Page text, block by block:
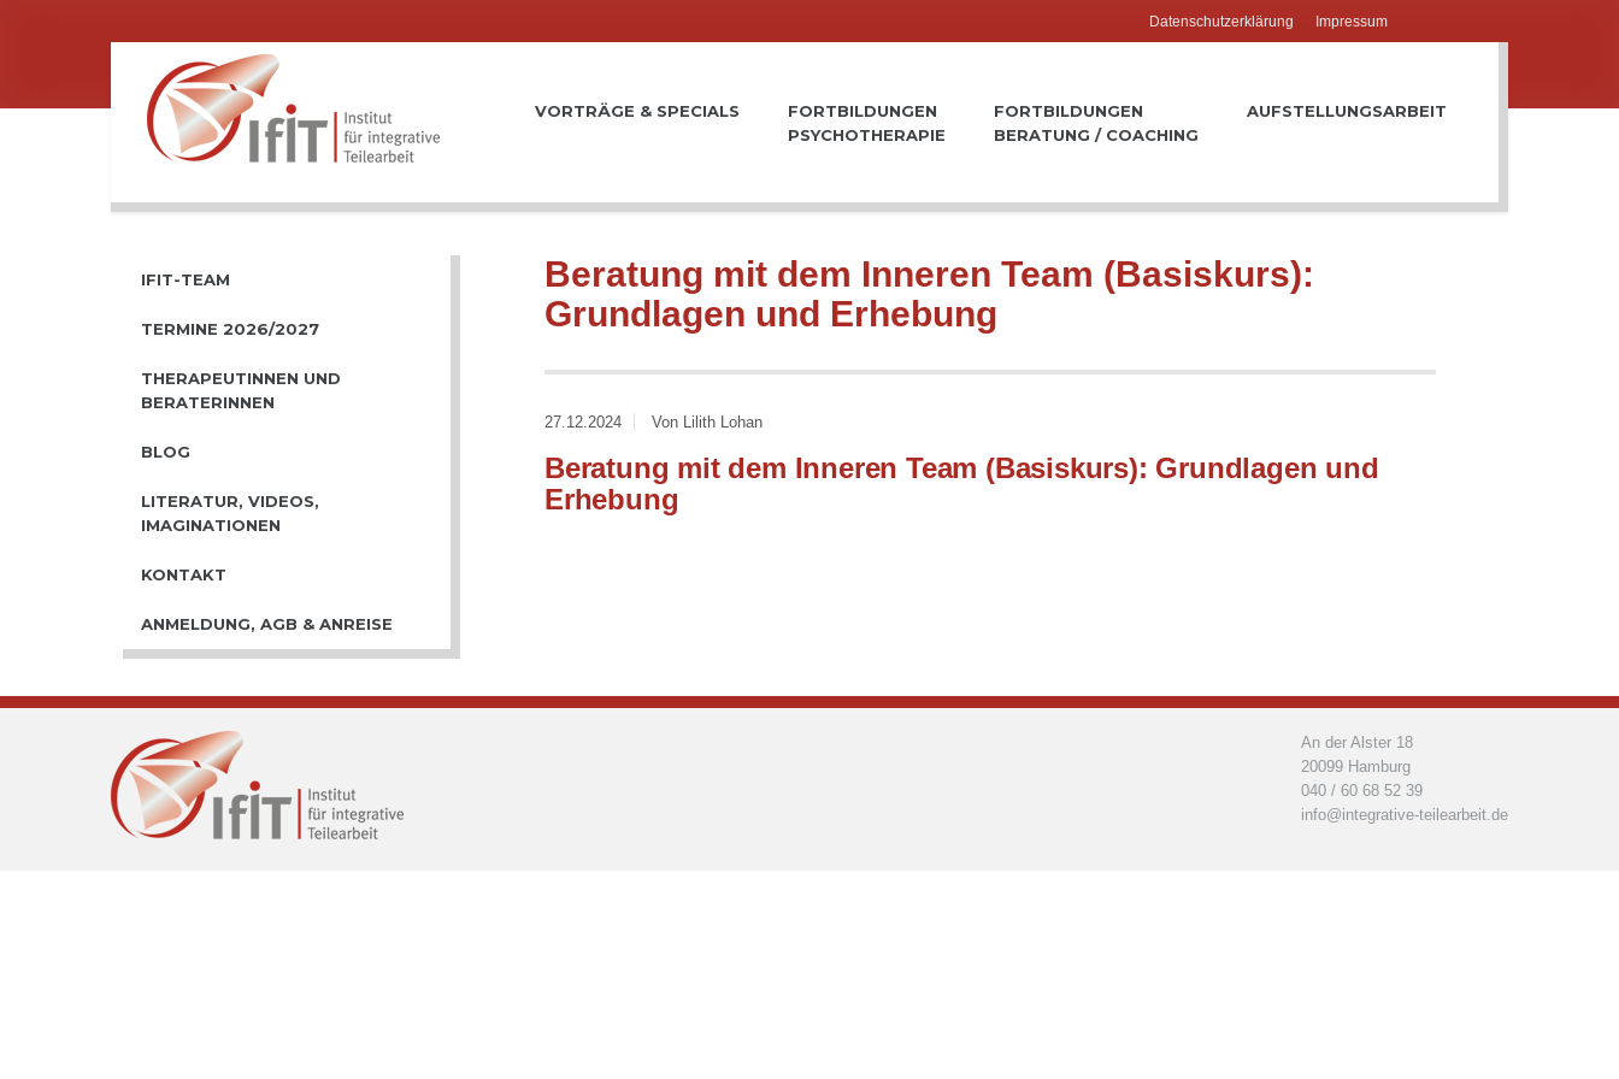
Datenschutzerklärung Impressum
VORTRÄGE & SPECIALS
FORTBILDUNGEN
PSYCHOTHERAPIE
FORTBILDUNGEN
BERATUNG / COACHING
AUFSTELLUNGSARBEIT
Beratung mit dem Inneren Team (Basiskurs):
Grundlagen und Erhebung
27.12.2024 Von Lilith Lohan
Beratung mit dem Inneren Team (Basiskurs): Grundlagen und
Erhebung
IFIT-TEAM
TERMINE 2026/2027
THERAPEUTINNEN UND
BERATERINNEN
BLOG
LITERATUR, VIDEOS,
IMAGINATIONEN
KONTAKT
ANMELDUNG, AGB & ANREISE
An der Alster 18
20099 Hamburg
040 / 60 68 52 39
info@integrative-teilearbeit.de